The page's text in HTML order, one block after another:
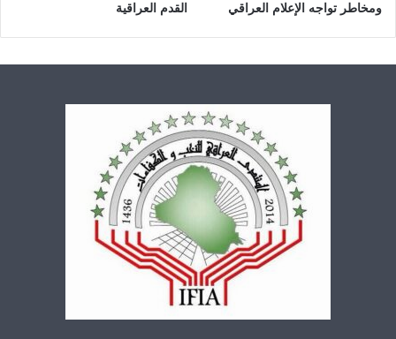
ومخاطر تواجه الإعلام العراقي
القدم العراقية